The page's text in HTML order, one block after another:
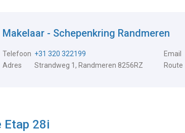
Makelaar - Schepenkring Randmeren
Telefoon +31 320 322199 Email
Adres
Strandweg 1, Randmeren 8256RZ Route
Etap 28i